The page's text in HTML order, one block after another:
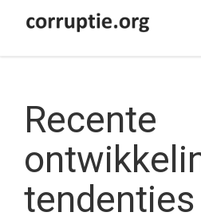
Recente
tendenties